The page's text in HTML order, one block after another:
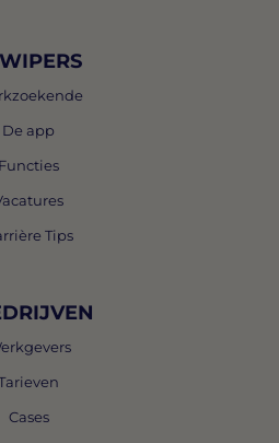
De app
Functies
Tips
Cases